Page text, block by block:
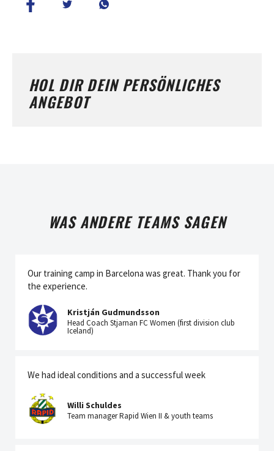
HOL DIR DEIN PERSÖNLICHES
ANGEBOT
WAS ANDERE TEAMS SAGEN
Our training camp in Barcelona was great. Thank you for
the experience.
Kristján Gudmundsson
Head Coach Stjarnan FC Women (first division club
Iceland)
We had ideal conditions and a successful week
Willi Schuldes
Team manager Rapid Wien II & youth teams